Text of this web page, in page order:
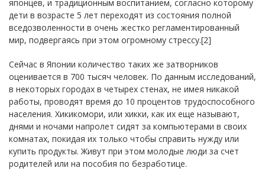
японцев, и традиционным воспитанием, согласно которому
дети в возрасте 5 лет переходят из состояния полной
вседозволенности в очень жестко регламентированный
мир, подвергаясь при этом огромному стрессу.[2]
Сейчас в Японии количество таких же затворников
оценивается в 700 тысяч человек. По данным исследований,
в некоторых городах в четырех стенах, не имея никакой
работы, проводят время до 10 процентов трудоспособного
населения. Хикикомори, или хикки, как их еще называют,
днями и ночами напролет сидят за компьютерами в своих
комнатах, покидая их только чтобы справить нужду или
купить продукты. Живут при этом молодые люди за счет
родителей или на пособия по безработице.